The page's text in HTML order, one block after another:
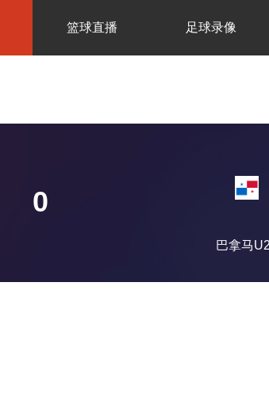
篮球直播 足球录像
0
巴拿马